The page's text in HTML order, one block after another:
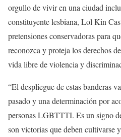
orgullo de vivir en una ciudad
constituyente lesbiana, Lol Kin
pretensiones conservadoras para
reconozca y proteja los derechos
vida libre de violencia y
“El despliegue de estas banderas
pasado y una determinación por
personas LGBTTTI. Es un signo
son victorias que deben cultivarse